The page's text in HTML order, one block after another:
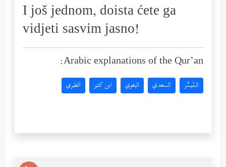
I još jednom, doista ćete ga
vidjeti sasvim jasno!
Arabic explanations of the Qur’an:
المُيسَّر السعدي البغوي ابن كثير الطبري